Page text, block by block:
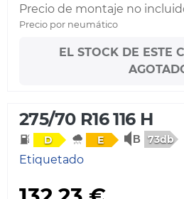
Precio de montaje no
Precio por neumático
EL STOCK DE ESTE
275/70 R16 116 H
D E 73db
Etiquetado